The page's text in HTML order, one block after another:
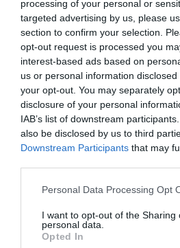
processing of your personal or
targeted advertising by us, please
section to confirm your selection.
opt-out request is processed you
interest-based ads based on
us or personal information
your opt-out. You may separately
disclosure of your personal
IAB’s list of downstream
also be disclosed by us to third
Downstream Participants that may
Personal Data Processing Opt
I want to opt-out of the Sharing
personal data.
Opted In
Índex
Inversión pública
Añadir2Playbookcomo
de forma gratuita
Mantente informado con las últimas
Compartir